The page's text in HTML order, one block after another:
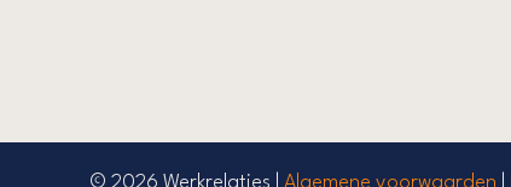
© 2026 Werkrelaties | Algemene voorwaarden